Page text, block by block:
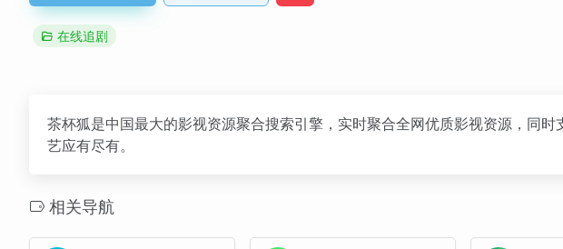
在线追剧
茶杯狐是中国最大的影视资源聚合搜索引擎，实时聚合全网优质影视资源，同
艺应有尽有。
相关导航